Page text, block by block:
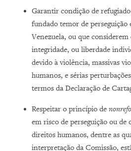
Garantir condição de
fundado temor de perseguição
Venezuela, ou que considerem
integridade, ou liberdade
devido à violência, massivas
humanos, e sérias
termos da Declaração de
Respeitar o princípio de
em risco de perseguição ou de
direitos humanos, dentre as
interpretação da Comissão,